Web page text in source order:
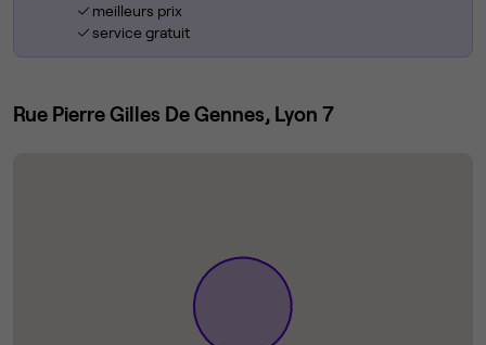
meilleurs prix
service gratuit
Rue Pierre Gilles De Gennes, Lyon 7